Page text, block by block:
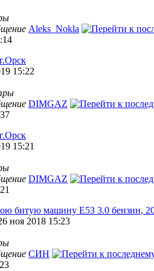
Aleks_Nokla
15:22
DIMGAZ
15:21
DIMGAZ
битую машину Е53 3.0 бензин,
ноя 2018 15:23
СИН